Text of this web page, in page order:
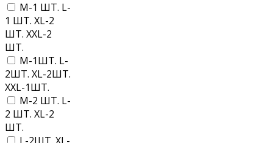
M-1 ШТ. L-
1 ШТ. XL-2
ШТ. XXL-2
ШТ.
M-1ШТ. L-
2ШТ. XL-2ШТ.
XXL-1ШТ.
M-2 ШТ. L-
2 ШТ. XL-2
ШТ.